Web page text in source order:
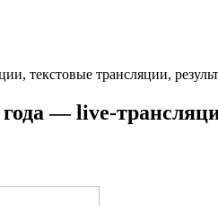
текстовые трансляции,
— live-